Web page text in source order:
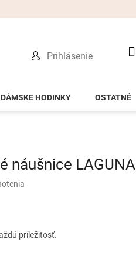
Prihlásenie
DÁMSKE HODINKY OSTATNÉ
náušnice LAGUNA
príležitosť.